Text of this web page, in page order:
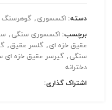
دسته: اکسسوری , گوهرسنگ
برچسب: اکسسوری سنگی ,
عقیق خزه ای , گلسر عقیق,
سنگی , گیرسر عقیق خزه ای سبز و
دخترانه
اشتراک گذاری: